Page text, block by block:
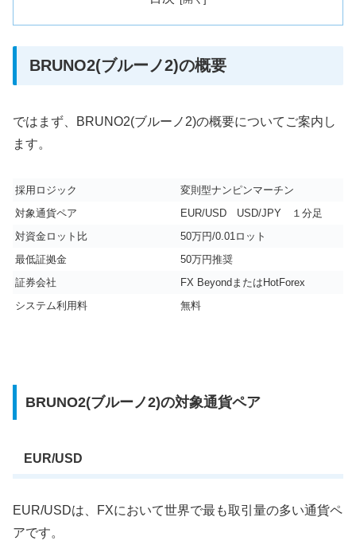
BRUNO2(ブルーノ2)の概要
ではまず、BRUNO2(ブルーノ2)の概要についてご案内し
ます。
採用ロジック
変則型ナンピンマーチン
対象通貨ペア
EUR/USD USD/JPY １分足
対資金ロット比
50万円/0.01ロット
最低証拠金
50万円推奨
証券会社
FX BeyondまたはHotForex
システム利用料
無料
BRUNO2(ブルーノ2)の対象通貨ペア
EUR/USD
EUR/USDは、FXにおいて世界で最も取引量の多い通貨ペ
アです。